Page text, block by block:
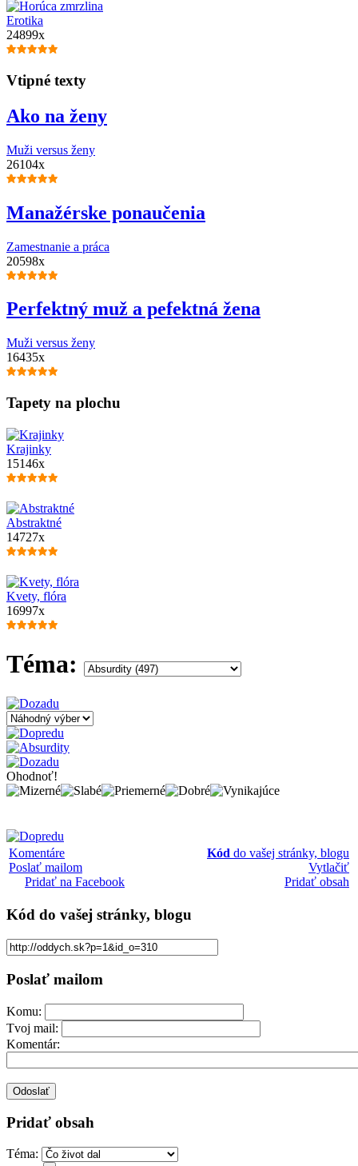
Erotika
24899x
Vtipné texty
Ako na ženy
Muži versus ženy
26104x
Manažérske ponaučenia
Zamestnanie a práca
20598x
Perfektný muž a pefektná žena
Muži versus ženy
16435x
Tapety na plochu
Krajinky
15146x
Abstraktné
14727x
Kvety, flóra
16997x
Téma:
Ohodnoť!
Komentáre
Poslať mailom
Pridať na Facebook
Kód do vašej stránky, blogu
Vytlačiť
Pridať obsah
Kód do vašej stránky, blogu
Poslať mailom
Komu:
Tvoj mail:
Komentár:
Pridať obsah
Téma: